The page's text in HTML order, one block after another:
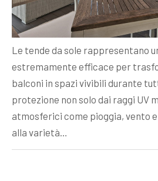
Le tende da sole rappresentano
estremamente efficace per
balconi in spazi vivibili durante
protezione non solo dai raggi UV
atmosferici come pioggia, vento
alla varietà…